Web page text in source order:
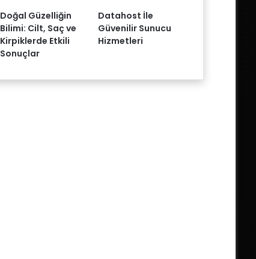
Doğal Güzelliğin
Bilimi: Cilt, Saç ve
Kirpiklerde Etkili
Sonuçlar
Datahost İle
Güvenilir Sunucu
Hizmetleri